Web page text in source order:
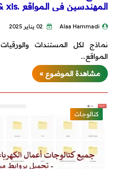
المهندسين في المواقع .pdf & xls
Alaa Hammadi
نماذج لكل المستندات
المواقع…
مشاهدة الموضوع »
كتالوجات